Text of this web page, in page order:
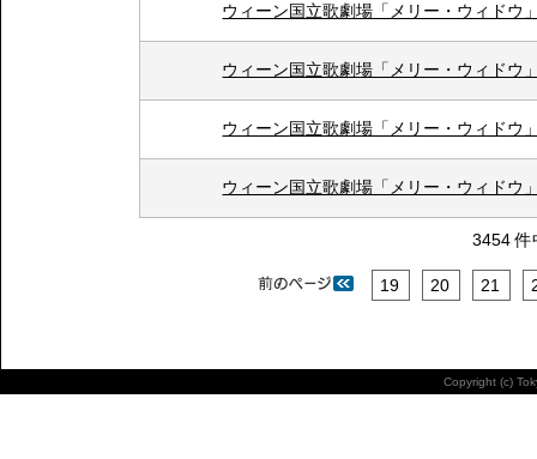
ウィーン国立歌劇場「メリー・ウィドウ
ウィーン国立歌劇場「メリー・ウィドウ
ウィーン国立歌劇場「メリー・ウィドウ
ウィーン国立歌劇場「メリー・ウィドウ
3454 件
19 20 21
Copyright (c)